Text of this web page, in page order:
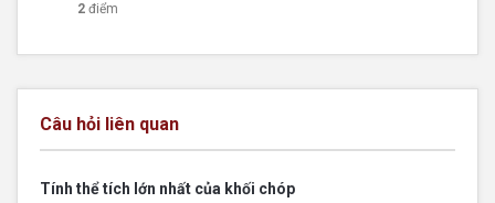
2 điểm
Câu hỏi liên quan
Tính thể tích lớn nhất của khối chóp